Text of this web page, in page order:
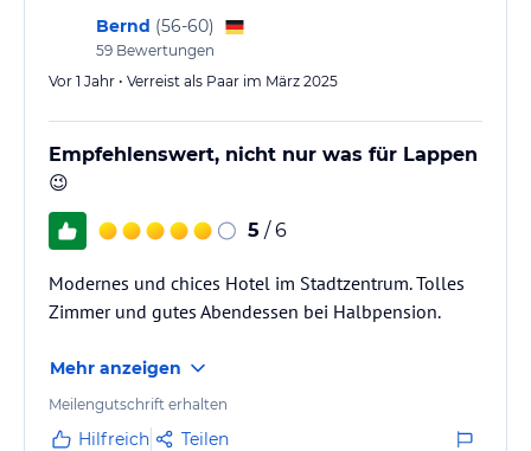
Bernd (56-60)
59 Bewertungen
Vor 1 Jahr • Verreist als Paar im März 2025
Empfehlenswert, nicht nur was für Lappen
😉
5 / 6
Modernes und chices Hotel im Stadtzentrum. Tolles
Zimmer und gutes Abendessen bei Halbpension.
Mehr anzeigen
Meilengutschrift erhalten
Hilfreich Teilen